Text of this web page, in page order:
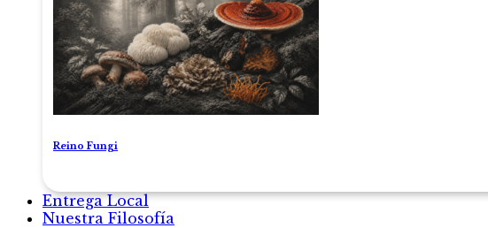
Reino Fungi
Entrega Local
Nuestra Filosofía